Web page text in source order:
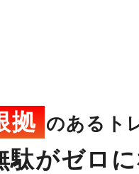
拠 のあるト
駄がゼロに